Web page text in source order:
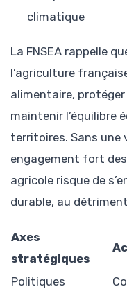
climatique
La FNSEA rappelle
l’agriculture
alimentaire,
maintenir l’équilibre
territoires. Sans une
engagement fort
agricole risque de
durable, au
Axes
stratégiques
Politiques